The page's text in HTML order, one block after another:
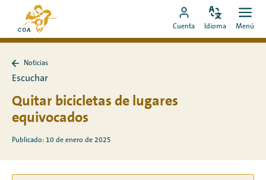
directamente
al la
de
inicio
de
MyCOA
Ir
a
Cuenta
Configura
idioma
Idioma Menú
a
Noticias
Escuchar
Quitar bicicletas de lugares
equivocados
Publicado: 10 de enero de 2025